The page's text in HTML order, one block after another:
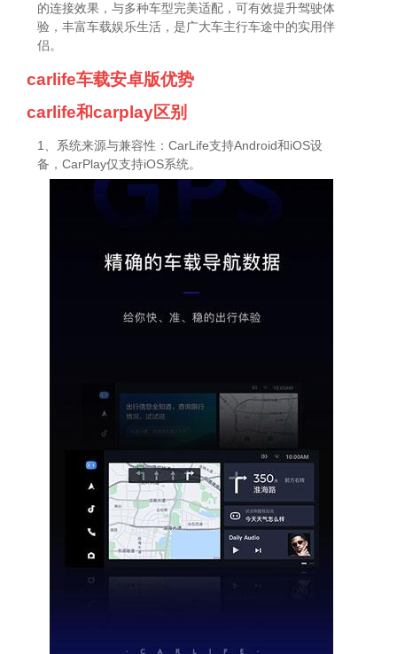
的连接效果，与多种车型完美适配，可有效提升驾驶体
验，丰富车载娱乐生活，是广大车主行车途中的实用伴
侣。
carlife车载安卓版优势
carlife和carplay区别
1、系统来源与兼容性：CarLife支持Android和iOS设
备，CarPlay仅支持iOS系统。